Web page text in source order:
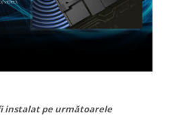
instalat pe următoarele